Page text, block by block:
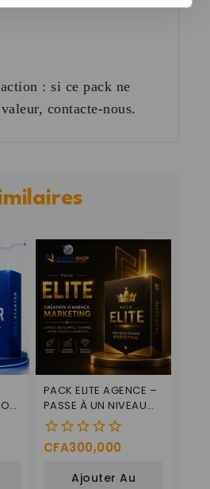
: si ce pack ne
contacte-nous.
PACK ELITE AGENCE –
PASSE À UN NIVEAU
PROFESSIONNEL
0
CFA300,000
Ajouter Au